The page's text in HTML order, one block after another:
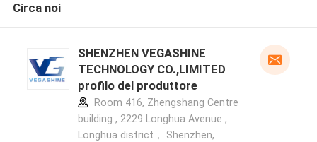
Circa noi
SHENZHEN VEGASHINE
TECHNOLOGY CO.,LIMITED
profilo del produttore
Room 416, Zhengshang Centre
building , 2229 Longhua Avenue ,
Longhua district， Shenzhen,